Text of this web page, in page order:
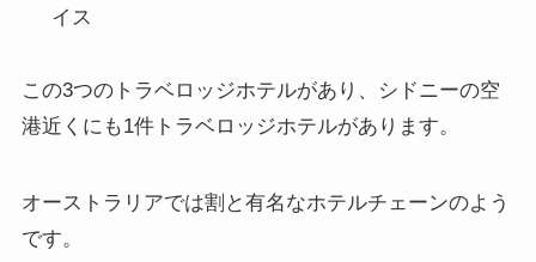
イス
この3つのトラベロッジホテルがあり、シドニーの空
港近くにも1件トラベロッジホテルがあります。
オーストラリアでは割と有名なホテルチェーンのよう
です。